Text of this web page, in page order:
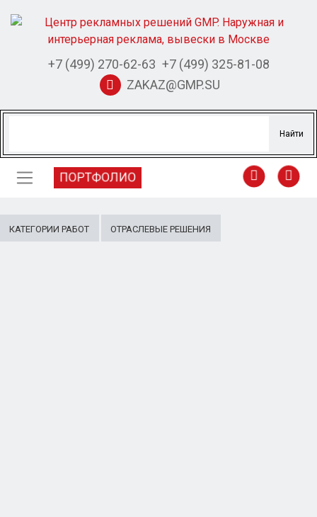
+7 (499) 270-62-63 +7 (499) 325-81-08
ZAKAZ@GMP.SU
ПОРТФОЛИО
КАТЕГОРИИ РАБОТ ОТРАСЛЕВЫЕ РЕШЕНИЯ